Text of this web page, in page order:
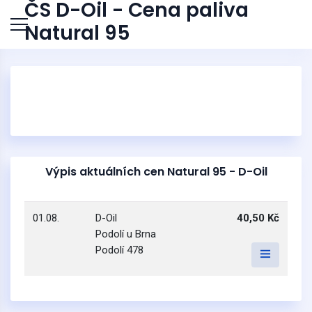
ČS D-Oil - Cena paliva
Natural 95
Výpis aktuálních cen Natural 95 - D-Oil
01.08.
D-Oil
Podolí u Brna
Podolí 478
40,50 Kč